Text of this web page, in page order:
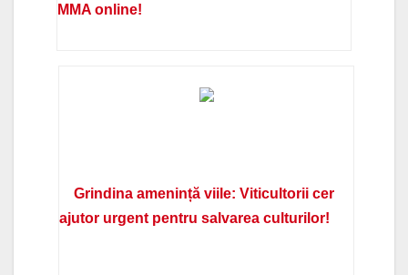
MMA online!
Grindina amenință viile: Viticultorii cer
ajutor urgent pentru salvarea culturilor!